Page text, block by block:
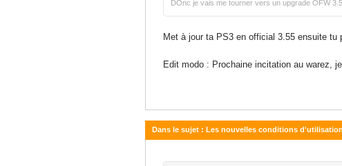
DOnc je vais me tourner vers un upgrade OFW
Met à jour ta PS3 en official 3.55 ensuite
Edit modo : Prochaine incitation au warez,
Dans le sujet : Les nouvelles conditions